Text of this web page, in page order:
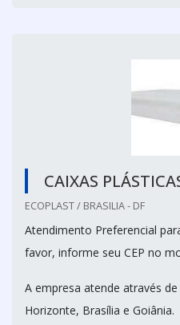
CAIXAS
ECOPLAST / BRASILIA - DF
Atendimento Preferencial
favor, informe seu CEP no
A empresa atende através
Horizonte, Brasília e Goiânia.